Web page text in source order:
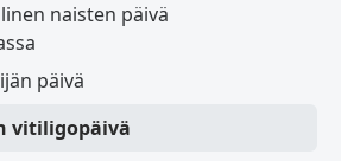
naisten päivä
päivä
vitiligopäivä